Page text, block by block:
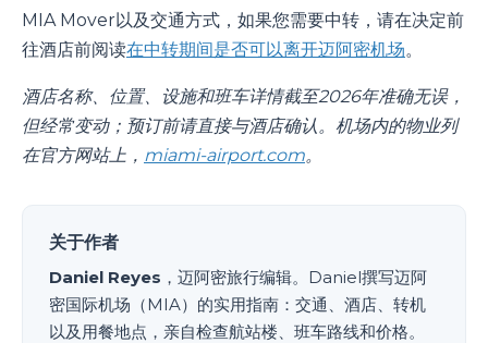
MIA Mover以及交通方式，如果您需要中转，请在决定前
往酒店前阅读在中转期间是否可以离开迈阿密机场。
酒店名称、位置、设施和班车详情截至2026年准确无误，
但经常变动；预订前请直接与酒店确认。机场内的物业列
在官方网站上， miami-airport.com。
关于作者
Daniel Reyes ，迈阿密旅行编辑。Daniel撰写迈阿
密国际机场（MIA）的实用指南：交通、酒店、转机
以及用餐地点，亲自检查航站楼、班车路线和价格。